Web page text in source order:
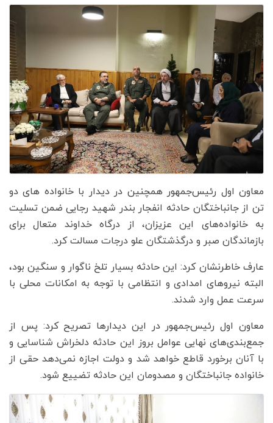
معاون اول رئیس‌جمهور همچنین در دیدار با خانواده های دو
تن از جانباختگان حادثه انفجار بندر شهید رجایی ضمن تسلیت
به خانواده‌های این عزیزان، از درگاه خداوند متعال برای
بازماندگان صبر و درگذشتگان علو درجات مسالت کرد.
عارف خاطرنشان کرد: این حادثه بسیار تلخ ناگوار و سنگین بود،
البته نیروهای امدادی و انتظامی با توجه به امکانات محلی با
سرعت عمل وارد شدند.
معاون اول رئیس‌جمهور در این دیدارها تصریح کرد: پس از
جمع‌بندی‌های نهایی عوامل بروز این حادثه دلخراش شناسایی و
با آنان برخورد قاطع خواهد شد و دولت اجازه نمی‌دهد حقی از
خانواده جانباختگان و مصدومان این حادثه تضییع شود.